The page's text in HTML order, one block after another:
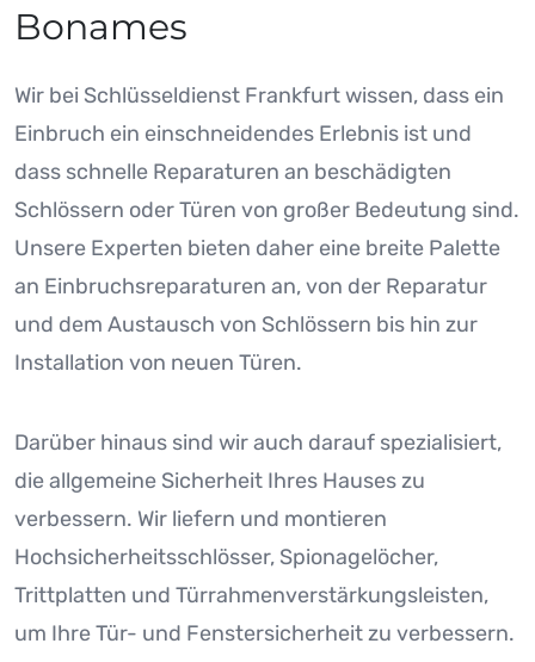
Bonames
Wir bei Schlüsseldienst Frankfurt wissen, dass ein
Einbruch ein einschneidendes Erlebnis ist und
dass schnelle Reparaturen an beschädigten
Schlössern oder Türen von großer Bedeutung sind.
Unsere Experten bieten daher eine breite Palette
an Einbruchsreparaturen an, von der Reparatur
und dem Austausch von Schlössern bis hin zur
Installation von neuen Türen.
Darüber hinaus sind wir auch darauf spezialisiert,
die allgemeine Sicherheit Ihres Hauses zu
verbessern. Wir liefern und montieren
Hochsicherheitsschlösser, Spionagelöcher,
Trittplatten und Türrahmenverstärkungsleisten,
um Ihre Tür- und Fenstersicherheit zu verbessern.